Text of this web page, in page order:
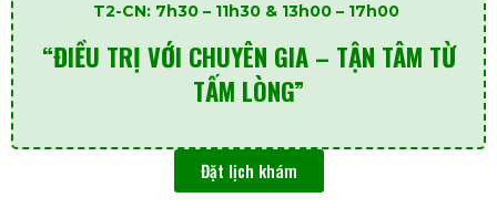
T2-CN: 7h30 – 11h30 & 13h00 – 17h00
“ĐIỀU TRỊ VỚI CHUYÊN GIA – TẬN TÂM TỪ
TẤM LÒNG”
Đặt lịch khám